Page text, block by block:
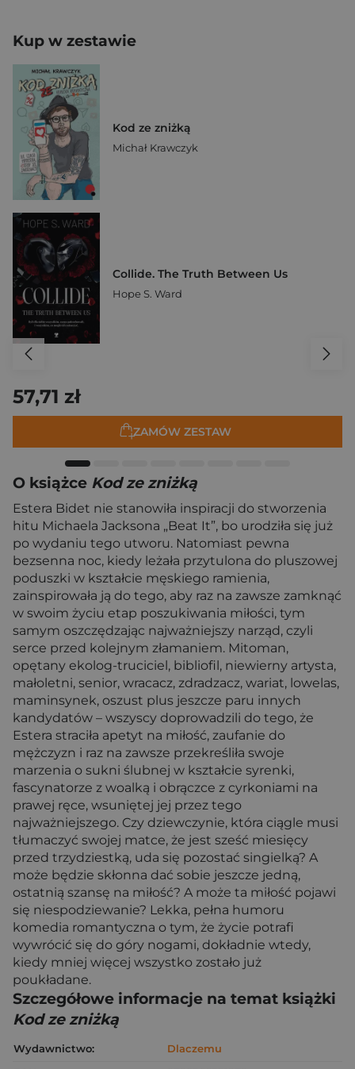
Kup w zestawie
Kod ze zniżką
Michał Krawczyk
Collide. The Truth Between Us
Hope S. Ward
57,71 zł
ZAMÓW ZESTAW
O książce Kod ze zniżką
Estera Bidet nie stanowiła inspiracji do stworzenia
hitu Michaela Jacksona „Beat It”, bo urodziła się już
po wydaniu tego utworu. Natomiast pewna
bezsenna noc, kiedy leżała przytulona do pluszowej
poduszki w kształcie męskiego ramienia,
zainspirowała ją do tego, aby raz na zawsze zamknąć
w swoim życiu etap poszukiwania miłości, tym
samym oszczędzając najważniejszy narząd, czyli
serce przed kolejnym złamaniem. Mitoman,
opętany ekolog-truciciel, bibliofil, niewierny artysta,
małoletni, senior, wracacz, zdradzacz, wariat, lowelas,
maminsynek, oszust plus jeszcze paru innych
kandydatów – wszyscy doprowadzili do tego, że
Estera straciła apetyt na miłość, zaufanie do
mężczyzn i raz na zawsze przekreśliła swoje
marzenia o sukni ślubnej w kształcie syrenki,
fascynatorze z woalką i obrączce z cyrkoniami na
prawej ręce, wsuniętej jej przez tego
najważniejszego. Czy dziewczynie, która ciągle musi
tłumaczyć swojej matce, że jest sześć miesięcy
przed trzydziestką, uda się pozostać singielką? A
może będzie skłonna dać sobie jeszcze jedną,
ostatnią szansę na miłość? A może ta miłość pojawi
się niespodziewanie? Lekka, pełna humoru
komedia romantyczna o tym, że życie potrafi
wywrócić się do góry nogami, dokładnie wtedy,
kiedy mniej więcej wszystko zostało już
poukładane.
Szczegółowe informacje na temat książki
Kod ze zniżką
Wydawnictwo:
Dlaczemu